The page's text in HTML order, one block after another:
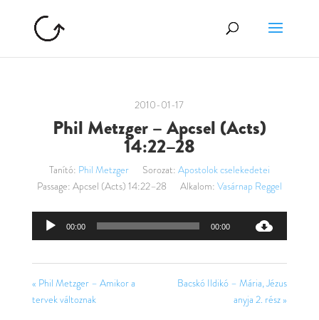
2010-01-17
Phil Metzger – Apcsel (Acts)
14:22–28
Tanító: Phil Metzger Sorozat: Apostolok cselekedetei
Passage: Apcsel (Acts) 14:22–28 Alkalom: Vasárnap Reggel
Audió
00:00 00:00
« Phil Metzger – Amikor a
tervek változnak
Bacskó Ildikó – Mária, Jézus
anyja 2. rész »